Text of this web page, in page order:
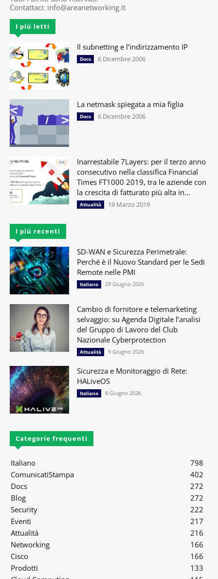
Contattaci: info@areanetworking.it
I più letti
Il subnetting e l’indirizzamento IP
Docs 6 Dicembre 2006
La netmask spiegata a mia figlia
Docs 6 Dicembre 2006
Inarrestabile 7Layers: per il terzo anno
consecutivo nella classifica Financial
Times FT1000 2019, tra le aziende con
la crescita di fatturato più alta in...
Attualità 19 Marzo 2019
I più recenti
SD-WAN e Sicurezza Perimetrale:
Perché è il Nuovo Standard per le Sedi
Remote nelle PMI
Italiano 29 Giugno 2026
Cambio di fornitore e telemarketing
selvaggio: su Agenda Digitale l’analisi
del Gruppo di Lavoro del Club
Nazionale Cyberprotection
Attualità 9 Giugno 2026
Sicurezza e Monitoraggio di Rete:
HALiveOS
Italiano 8 Giugno 2026
Categorie frequenti
Italiano
798
ComunicatiStampa
402
Docs
272
Blog
272
Security
222
Eventi
217
Attualità
216
Networking
166
Cisco
166
Prodotti
133